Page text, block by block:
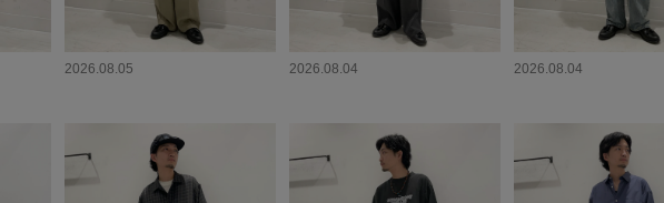
2026.08.05 2026.08.04 2026.08.04